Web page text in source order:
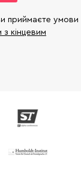
приймаєте умови
з кінцевим